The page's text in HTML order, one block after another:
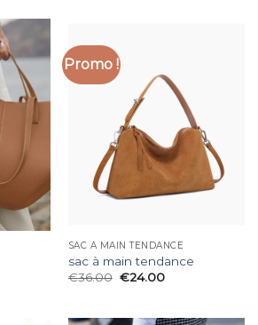
Promo !
SAC À MAIN TENDANCE
sac à main tendance
€36.00 €24.00